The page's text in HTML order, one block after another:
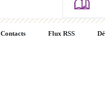
Contacts Flux RSS